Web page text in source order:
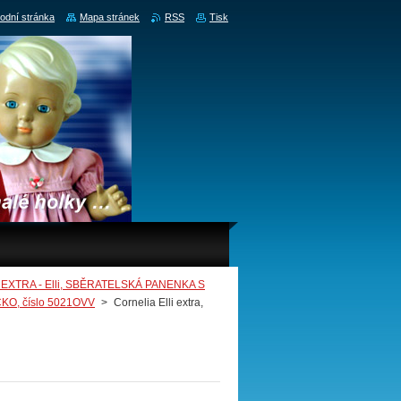
- Elli, SBĚRATELSKÁ PANENKA S
číslo 5021OVV > Cornelia Elli extra,
stránka Mapa stránek RSS Tisk